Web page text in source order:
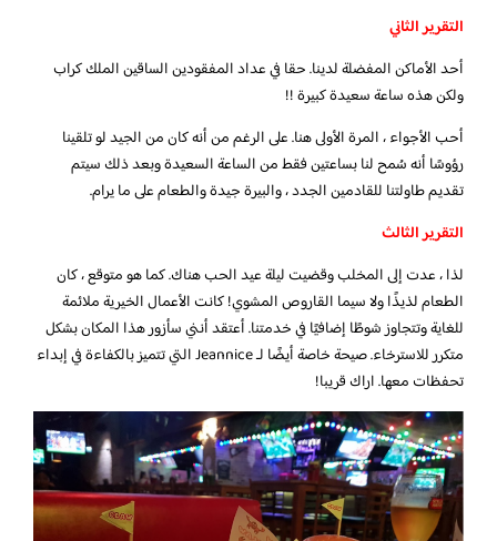
التقرير الثاني
أحد الأماكن المفضلة لدينا. حقا في عداد المفقودين الساقين الملك كراب
ولكن هذه ساعة سعيدة كبيرة !!
أحب الأجواء ، المرة الأولى هنا. على الرغم من أنه كان من الجيد لو تلقينا
رؤوسًا أنه سُمح لنا بساعتين فقط من الساعة السعيدة وبعد ذلك سيتم
تقديم طاولتنا للقادمين الجدد ، والبيرة جيدة والطعام على ما يرام.
التقرير الثالث
لذا ، عدت إلى المخلب وقضيت ليلة عيد الحب هناك. كما هو متوقع ، كان
الطعام لذيذًا ولا سيما القاروص المشوي! كانت الأعمال الخيرية ملائمة
للغاية وتتجاوز شوطًا إضافيًا في خدمتنا. أعتقد أنني سأزور هذا المكان بشكل
متكرر للاسترخاء. صيحة خاصة أيضًا لـ Jeannice التي تتميز بالكفاءة في إبداء
تحفظات معها. اراك قريبا!